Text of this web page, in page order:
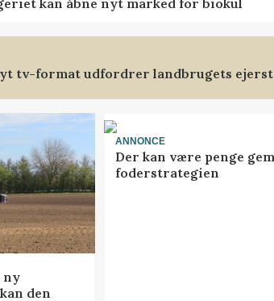
tv-format udfordrer landbrugets
ny
den
ANNONCE
Der kan være penge
foderstrategien